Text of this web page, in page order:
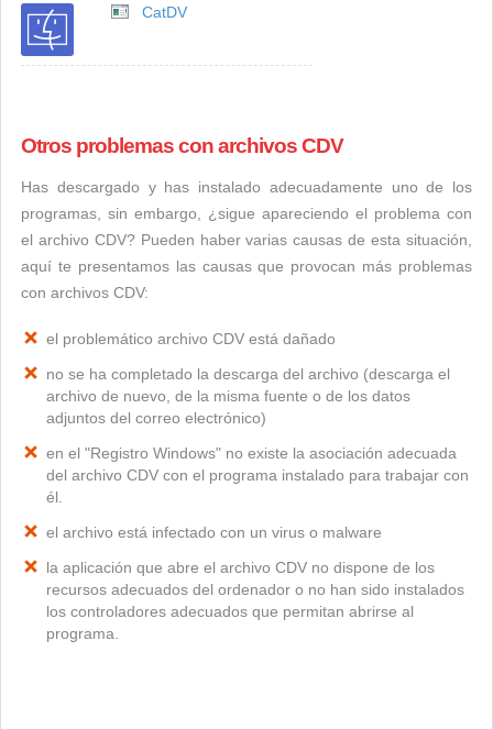
CatDV
Otros problemas con archivos CDV
Has descargado y has instalado adecuadamente uno de los
programas, sin embargo, ¿sigue apareciendo el problema con
el archivo CDV? Pueden haber varias causas de esta situación,
aquí te presentamos las causas que provocan más problemas
con archivos CDV:
el problemático archivo CDV está dañado
no se ha completado la descarga del archivo (descarga el
archivo de nuevo, de la misma fuente o de los datos
adjuntos del correo electrónico)
en el "Registro Windows" no existe la asociación adecuada
del archivo CDV con el programa instalado para trabajar con
él.
el archivo está infectado con un virus o malware
la aplicación que abre el archivo CDV no dispone de los
recursos adecuados del ordenador o no han sido instalados
los controladores adecuados que permitan abrirse al
programa.